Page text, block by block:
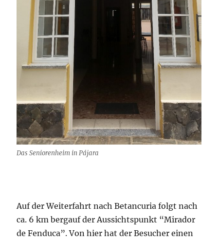
Das Seniorenheim in Pájara
Auf der Weiterfahrt nach Betancuria folgt nach
ca. 6 km bergauf der Aussichtspunkt “Mirador
de Fenduca”. Von hier hat der Besucher einen